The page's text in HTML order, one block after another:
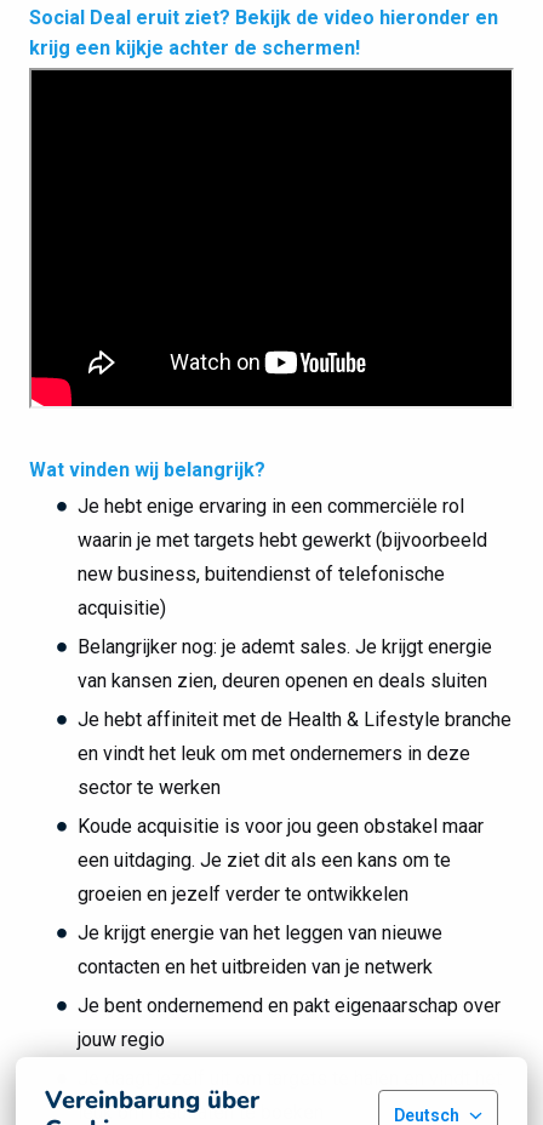
Vereinbarung über
Deutsch
Social Deal eruit ziet? Bekijk de video hieronder en
krijg een kijkje achter de schermen!
Wat vinden wij belangrijk?
Je hebt enige ervaring in een commerciële rol
waarin je met targets hebt gewerkt (bijvoorbeeld
new business, buitendienst of telefonische
acquisitie)
Belangrijker nog: je ademt sales. Je krijgt energie
van kansen zien, deuren openen en deals sluiten
Je hebt affiniteit met de Health & Lifestyle branche
en vindt het leuk om met ondernemers in deze
sector te werken
Koude acquisitie is voor jou geen obstakel maar
een uitdaging. Je ziet dit als een kans om te
groeien en jezelf verder te ontwikkelen
Je krijgt energie van het leggen van nieuwe
contacten en het uitbreiden van je netwerk
Je bent ondernemend en pakt eigenaarschap over
jouw regio
leuk om resultaten te boeken